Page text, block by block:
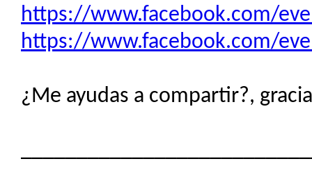
https://www.facebook.com/
https://www.facebook.com/
¿Me ayudas a compartir?,